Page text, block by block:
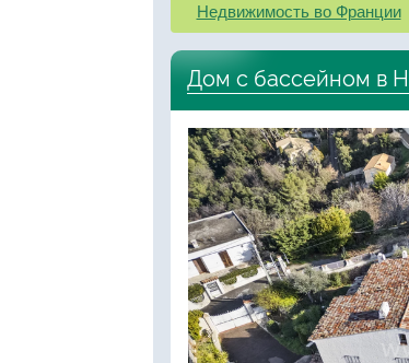
Недвижимость во Франции
Дом с бассейном в